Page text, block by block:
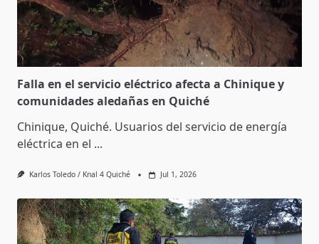
Falla en el servicio eléctrico afecta a Chinique y
comunidades aledañas en Quiché
Chinique, Quiché. Usuarios del servicio de energía
eléctrica en el ...
Karlos Toledo / Knal 4 Quiché Jul 1, 2026